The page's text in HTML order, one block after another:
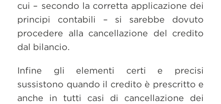
cui – secondo la corretta applicazione dei
principi contabili – si sarebbe dovuto
procedere alla cancellazione del credito
dal bilancio.
Infine gli elementi certi e precisi
sussistono quando il credito è prescritto e
anche in tutti casi di cancellazione dei